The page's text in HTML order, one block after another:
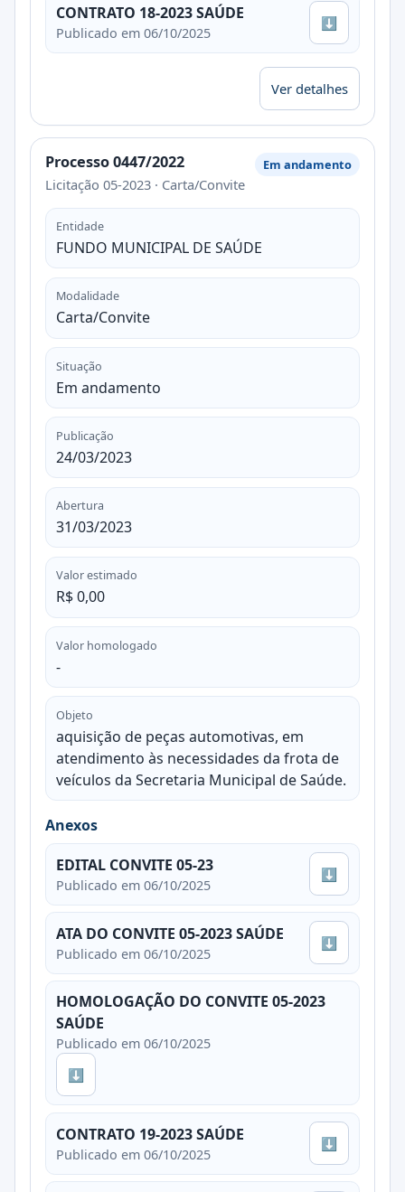
CONTRATO 18-2023 SAÚDE
Publicado em 06/10/2025
⬇
Ver detalhes
Processo 0447/2022
Licitação 05-2023 · Carta/Convite
Em andamento
Entidade
FUNDO MUNICIPAL DE SAÚDE
Modalidade
Carta/Convite
Situação
Em andamento
Publicação
24/03/2023
Abertura
31/03/2023
Valor estimado
R$ 0,00
Valor homologado
-
Objeto
aquisição de peças automotivas, em
atendimento às necessidades da frota de
veículos da Secretaria Municipal de Saúde.
Anexos
EDITAL CONVITE 05-23
Publicado em 06/10/2025
⬇
ATA DO CONVITE 05-2023 SAÚDE
Publicado em 06/10/2025
⬇
HOMOLOGAÇÃO DO CONVITE 05-2023
SAÚDE
Publicado em 06/10/2025
⬇
CONTRATO 19-2023 SAÚDE
Publicado em 06/10/2025
⬇